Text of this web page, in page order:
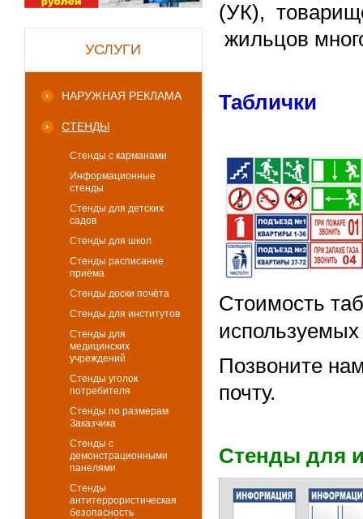
УСЛУГИ
НАРУЖНАЯ РЕКЛАМА
СТЕНДЫ
Стенды с карманами
Информационные
стенды
Стенды для детских
садов
Стенды для школ
Стенды расписание
приёма
Стенды доски почёта
Стенды для институтов
Стенды для
медицинских
учреждений
Стенды уголок
потребителя
Стенды по размерам
Заказчика
Стенды с
демонстрационными
панелями
Стенды
антитеррористическая
безопасность
(УК),
жильцов
Таблички
Стоимость
Позвоните
почту.
Стенды для